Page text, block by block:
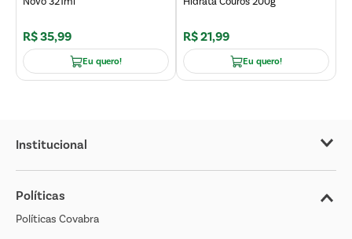
R$35,99
Eu quero!
R$21,99
Eu quero!
Institucional
Sobre o Covabra
Nossas Lojas
Cliente Bem Estar
Políticas
Políticas Covabra